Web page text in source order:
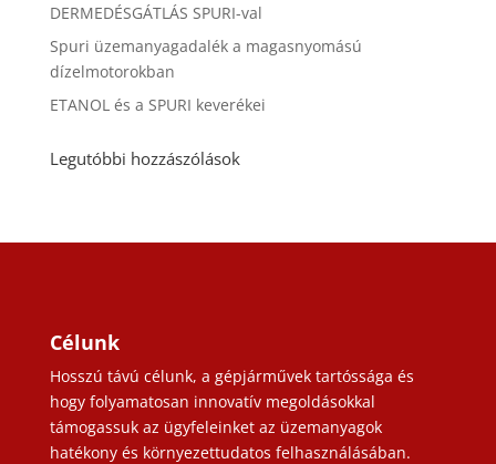
DERMEDÉSGÁTLÁS SPURI-val
Spuri üzemanyagadalék a magasnyomású
dízelmotorokban
ETANOL és a SPURI keverékei
Legutóbbi hozzászólások
Célunk
Hosszú távú célunk, a gépjárművek tartóssága és
hogy folyamatosan innovatív megoldásokkal
támogassuk az ügyfeleinket az üzemanyagok
hatékony és környezettudatos felhasználásában.